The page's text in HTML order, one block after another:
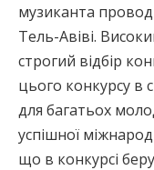
музиканта
Тель-Авіві.
строгий відбір
цього конкурсу в
для багатьох
успішної
що в конкурсі